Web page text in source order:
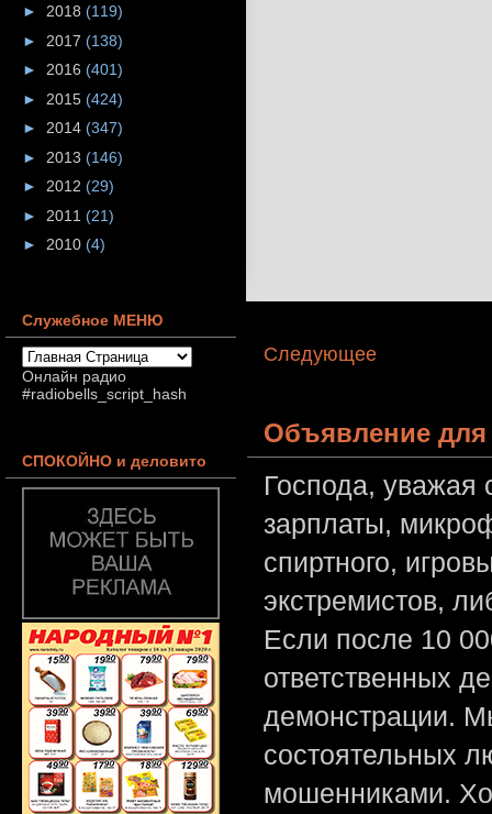
Следующее
Объявление для
Господа,
зарплаты,
спиртного,
экстремистов,
Если после 10
ответственных
демонстрации.
состоятельных
мошенниками.
► 2018 (119)
► 2017 (138)
► 2016 (401)
► 2015 (424)
► 2014 (347)
► 2013 (146)
► 2012 (29)
► 2011 (21)
► 2010 (4)
Служебное МЕНЮ
Онлайн радио
#radiobells_script_hash
СПОКОЙНО и деловито